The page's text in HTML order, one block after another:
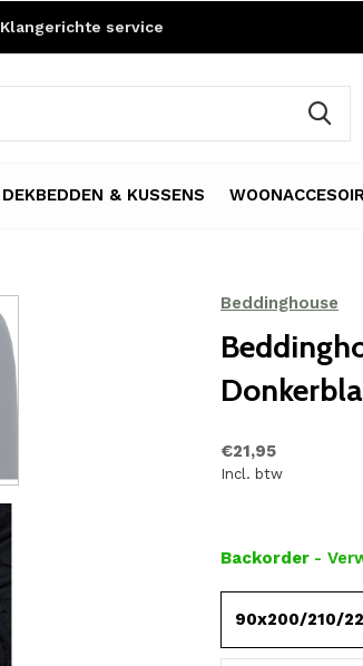
DEKBEDDEN & KUSSENS
Klangerichte service
Beddinghouse
€21,95
Incl. btw
Backorder -
90x200/210/